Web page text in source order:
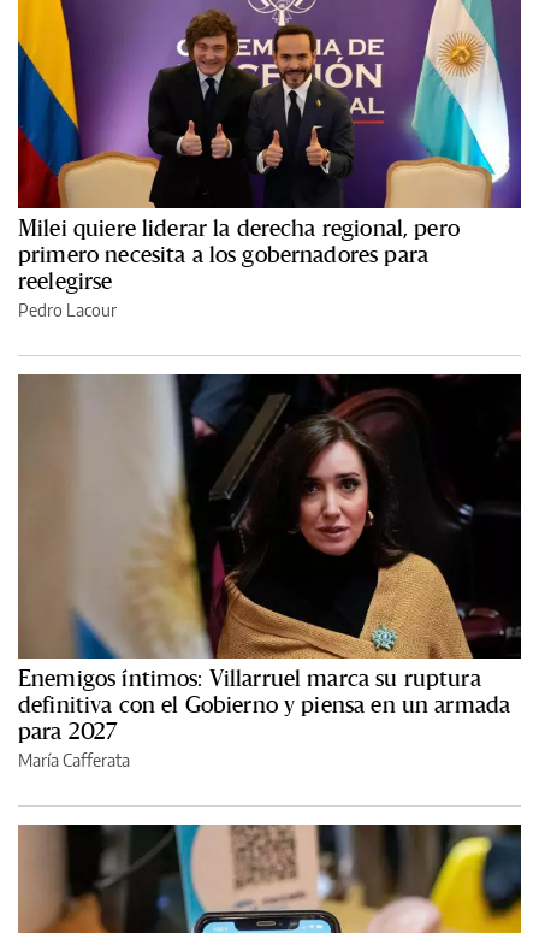
Milei quiere liderar la derecha regional, pero
primero necesita a los gobernadores para
reelegirse
Pedro Lacour
Enemigos íntimos: Villarruel marca su ruptura
definitiva con el Gobierno y piensa en un armada
para 2027
María Cafferata